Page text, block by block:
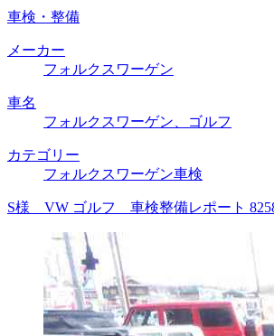
車検・整備
メーカー
フォルクスワーゲン
車名
フォルクスワーゲン、ゴルフ
カテゴリー
フォルクスワーゲン車検
S様 VW ゴルフ 車検整備レポート